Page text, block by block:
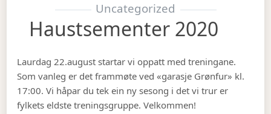
Uncategorized
Haustsementer 2020
Laurdag 22.august startar vi oppatt med treningane.
Som vanleg er det frammøte ved «garasje Grønfur» kl.
17:00. Vi håpar du tek ein ny sesong i det vi trur er
fylkets eldste treningsgruppe. Velkommen!